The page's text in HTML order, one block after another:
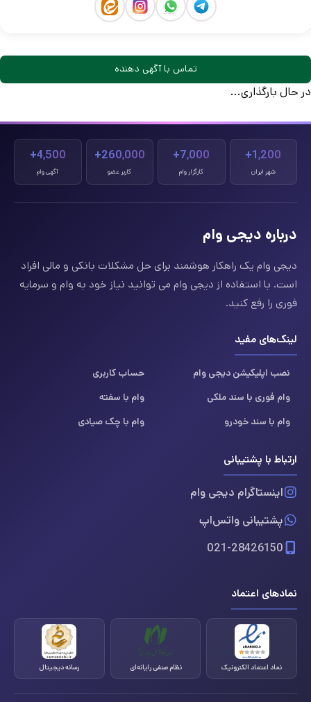
تماس با آگهی دهنده
در حال بارگذاری...
1,200+
شهر ایران
7,000+
کارگزار وام
260,000+
کاربر عضو
4,500+
آگهی وام
درباره دیجی وام
دیجی وام یک راهکار هوشمند برای حل مشکلات بانکی و مالی افراد
است. با استفاده از دیجی وام می توانید نیاز خود به وام و سرمایه
فوری را رفع کنید.
لینک‌های مفید
نصب اپلیکیشن دیجی وام
حساب کاربری
وام فوری با سند ملکی
وام با سفته
وام با سند خودرو
وام با چک صیادی
ارتباط با پشتیبانی
اینستاگرام دیجی وام
پشتیبانی واتس‌اپ
021-28426150
نمادهای اعتماد
نماد اعتماد الکترونیک نظام صنفی رایانه‌ای رسانه دیجیتال